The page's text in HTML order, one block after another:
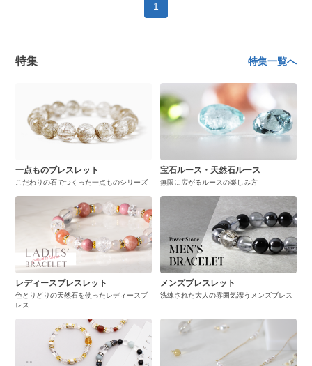
1
特集 特集一覧へ
一点ものブレスレット
こだわりの石でつくった一点ものシリーズ
宝石ルース・天然石ルース
無限に広がるルースの楽しみ方
レディースブレスレット
色とりどりの天然石を使ったレディースブ
レス
メンズブレスレット
洗練された大人の雰囲気漂うメンズブレス